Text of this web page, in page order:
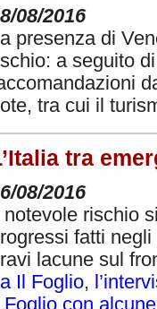
08/2016
presenza di
a seguito
tra cui il
tra
08/2016
notevole rischio
fatti
lacune sul
Il Foglio,